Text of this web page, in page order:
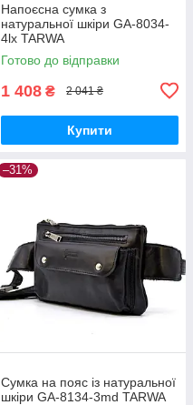
Напоєсна сумка з
натуральної шкіри GA-8034-
4lx TARWA
Готово до відправки
1 408 ₴ 2 041 ₴
Купити
–31%
Сумка на пояс із натуральної
шкіри GA-8134-3md TARWA